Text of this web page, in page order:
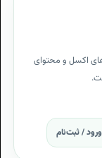
اکسل و محتوای
ورود / ثبت‌نام